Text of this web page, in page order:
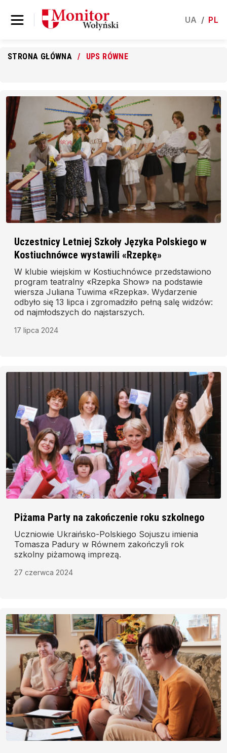
UA / PL
STRONA GŁÓWNA UPS RÓWNE
Uczestnicy Letniej Szkoły Języka Polskiego w
Kostiuchnówce wystawili «Rzepkę»
W klubie wiejskim w Kostiuchnówce przedstawiono
program teatralny «Rzepka Show» na podstawie
wiersza Juliana Tuwima «Rzepka». Wydarzenie
odbyło się 13 lipca i zgromadziło pełną salę widzów:
od najmłodszych do najstarszych.
17 lipca 2024
Piżama Party na zakończenie roku szkolnego
Uczniowie Ukraińsko-Polskiego Sojuszu imienia
Tomasza Padury w Równem zakończyli rok
szkolny piżamową imprezą.
27 czerwca 2024